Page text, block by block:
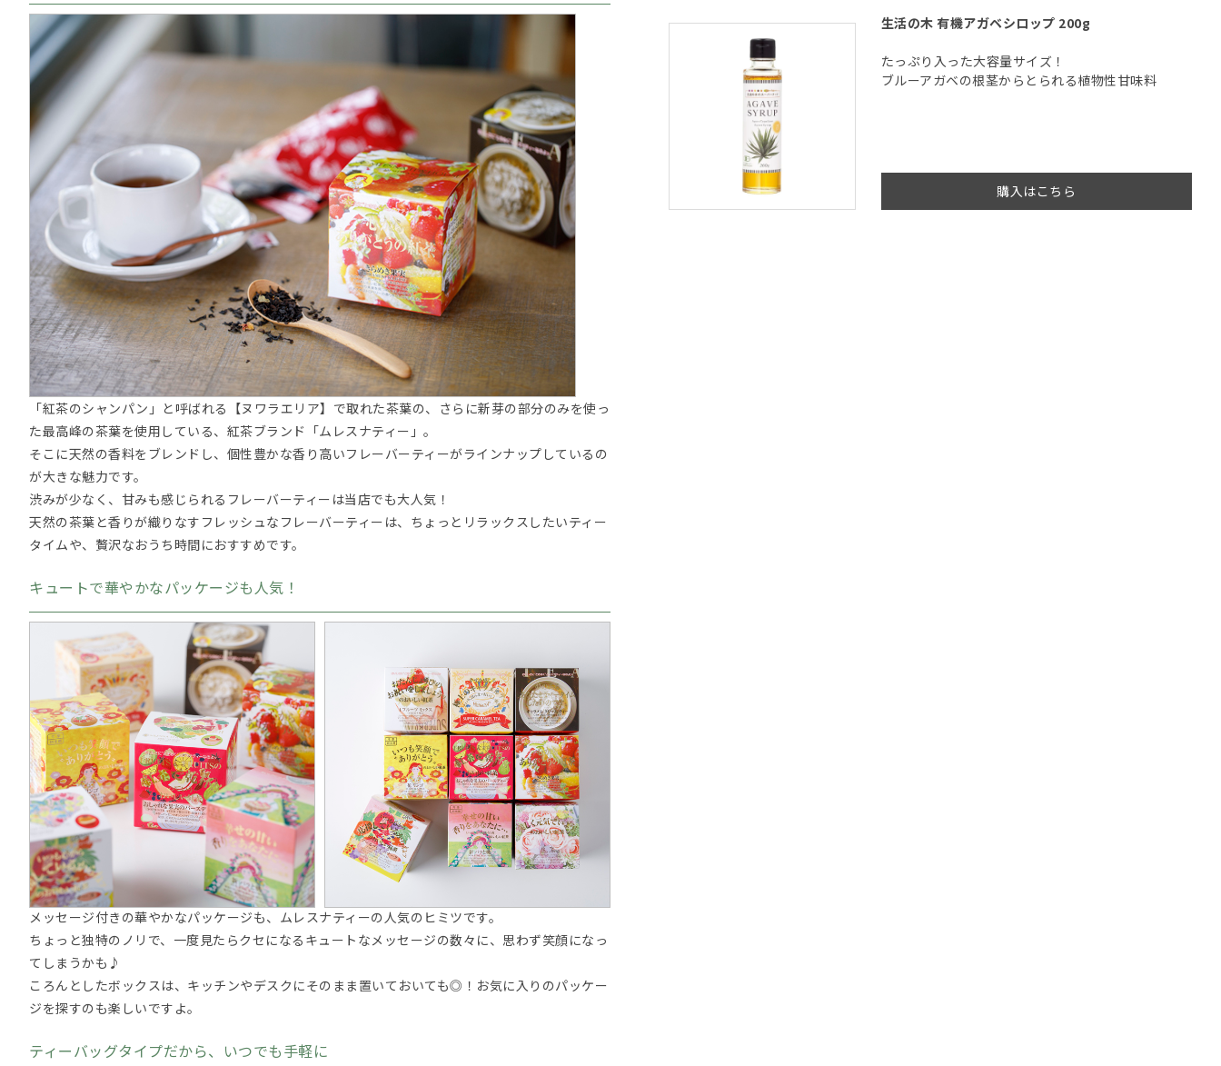
「紅茶のシャンパン」と呼ばれる【ヌワラエリア】で取れた茶葉の、さらに新芽の部分のみを使っ
た最高峰の茶葉を使用している、紅茶ブランド「ムレスナティー」。
そこに天然の香料をブレンドし、個性豊かな香り高いフレーバーティーがラインナップしているの
が大きな魅力です。
渋みが少なく、甘みも感じられるフレーバーティーは当店でも大人気！
天然の茶葉と香りが織りなすフレッシュなフレーバーティーは、ちょっとリラックスしたいティー
タイムや、贅沢なおうち時間におすすめです。
キュートで華やかなパッケージも人気！
メッセージ付きの華やかなパッケージも、ムレスナティーの人気のヒミツです。
ちょっと独特のノリで、一度見たらクセになるキュートなメッセージの数々に、思わず笑顔になっ
てしまうかも♪
ころんとしたボックスは、キッチンやデスクにそのまま置いておいても◎！お気に入りのパッケー
ジを探すのも楽しいですよ。
ティーバッグタイプだから、いつでも手軽に
生活の木 有機アガベシロップ 200g
たっぷり入った大容量サイズ！
ブルーアガベの根茎からとられる植物性甘味料
購入はこちら